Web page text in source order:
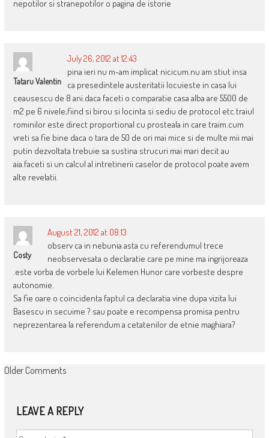
nepotilor si stranepotilor o pagina de istorie
Tataru Valentin
July 26, 2012 at 12:43
pina ieri nu m-am implicat nicicum.nu am stiut insa
ca presedintele austeritatii locuieste in casa lui
ceausescu de 8 ani.daca faceti o comparatie casa alba are 5500 de
m2 pe 6 nivele,fiind si birou si locinta si sediu de protocol etc.traiul
rominilor este direct proportional cu prosteala in care traim.cum
vreti sa fie bine daca o tara de 50 de ori mai mice si de multe mii mai
putin dezvoltata trebuie sa sustina strucuri mai mari decit au
aia.faceti si un calcul al intretinerii caselor de protocol poate avem
alte revelatii.
Costy
August 21, 2012 at 08:13
observ ca in nebunia asta cu referendumul trece
neobservesata o declaratie care pe mine ma ingrijoreaza
.este vorba de vorbele lui Kelemen Hunor care vorbeste despre
autonomie.
Sa fie oare o coincidenta faptul ca declaratia vine dupa vizita lui
Basescu in secuime ? sau poate e recompensa promisa pentru
neprezentarea la referendum a cetatenilor de etnie maghiara?
COMMENT
Older Comments
LEAVE A REPLY